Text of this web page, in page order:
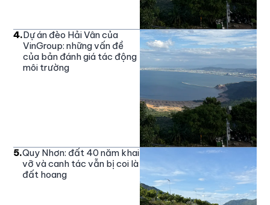
4.Dự án đèo Hải Vân của
VinGroup: những vấn đề
của bản đánh giá tác động
môi trường
5.Quy Nhơn: đất 40 năm khai
vỡ và canh tác vẫn bị coi là
đất hoang